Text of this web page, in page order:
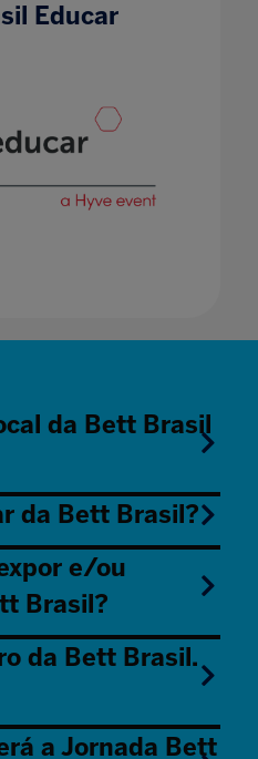
Educar
da Bett Brasil
da Bett Brasil?
e/ou
Brasil?
da Bett Brasil.
a Jornada Bett